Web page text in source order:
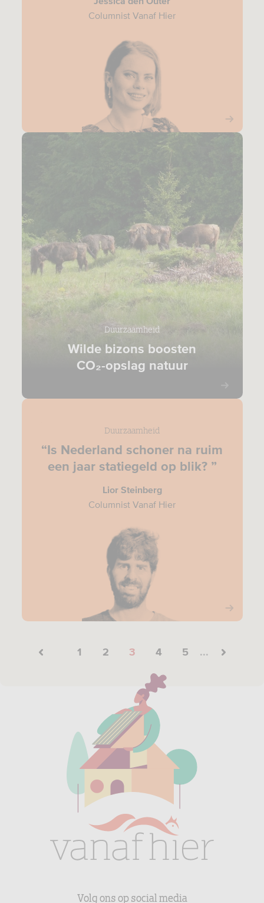
Columnist Vanaf Hier
Wilde bizons boosten
CO₂-opslag natuur
Duurzaamheid
“Is Nederland schoner na ruim
een jaar statiegeld op blik? ”
Duurzaamheid
Lior Steinberg
Columnist Vanaf Hier
1 2 3 4 5 ...
Volg ons op social media